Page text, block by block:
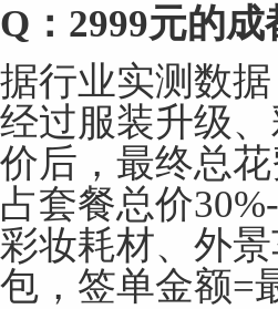
Q ： 2999元的成
据行业实测数
经过服装升级
价后，最终总
占套餐总价
彩妆耗材、外
包，签单金额=